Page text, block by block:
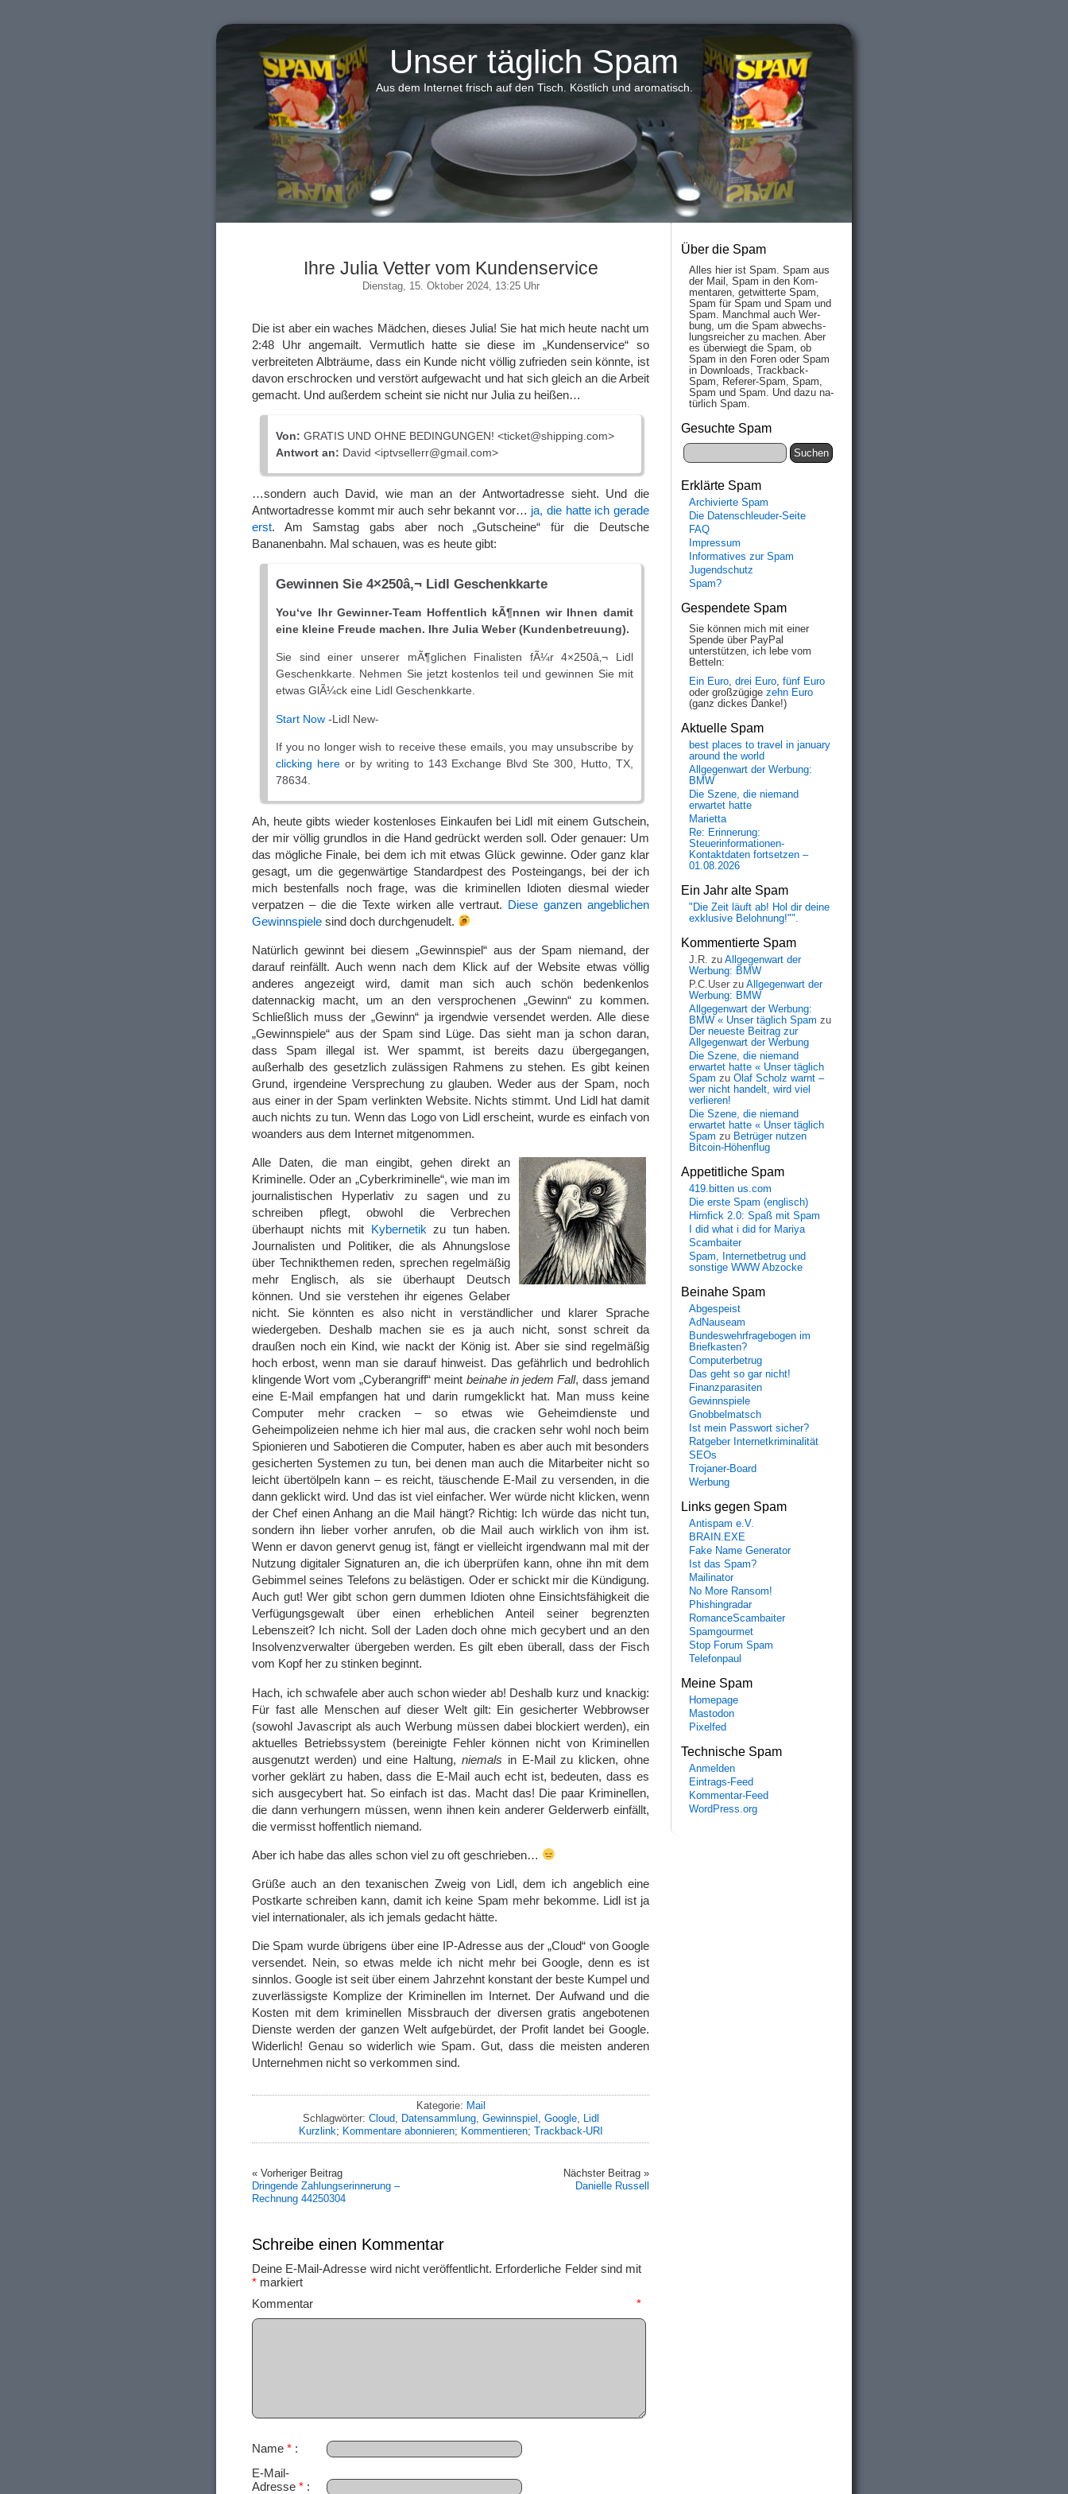
Unser täglich Spam
Aus dem Internet frisch auf den Tisch. Köstlich und aromatisch.
Ihre Julia Vetter vom Kundenservice
Dienstag, 15. Oktober 2024, 13:25 Uhr
Die ist aber ein waches Mädchen, dieses Julia! Sie hat mich heute nacht um
2:48 Uhr angemailt. Vermutlich hatte sie diese im „Kundenservice“ so
verbreiteten Albträume, dass ein Kunde nicht völlig zufrieden sein könnte, ist
davon erschrocken und verstört aufgewacht und hat sich gleich an die Arbeit
gemacht. Und außerdem scheint sie nicht nur Julia zu heißen…
Von: GRATIS UND OHNE BEDINGUNGEN! <ticket@shipping.com>
Antwort an: David <iptvsellerr@gmail.com>
…sondern auch David, wie man an der Antwortadresse sieht. Und die
Antwortadresse kommt mir auch sehr bekannt vor… ja, die hatte ich gerade
erst. Am Samstag gabs aber noch „Gutscheine“ für die Deutsche
Bananenbahn. Mal schauen, was es heute gibt:
Gewinnen Sie 4×250â‚¬ Lidl Geschenkkarte
You‘ve Ihr Gewinner-Team Hoffentlich kÃ¶nnen wir Ihnen damit
eine kleine Freude machen. Ihre Julia Weber (Kundenbetreuung).
Sie sind einer unserer mÃ¶glichen Finalisten fÃ¼r 4×250â‚¬ Lidl
Geschenkkarte. Nehmen Sie jetzt kostenlos teil und gewinnen Sie mit
etwas GlÃ¼ck eine Lidl Geschenkkarte.
Start Now -Lidl New-
If you no longer wish to receive these emails, you may unsubscribe by
clicking hereor by writing to 143 Exchange Blvd Ste 300, Hutto, TX,
78634.
Ah, heute gibts wieder kostenloses Einkaufen bei Lidl mit einem Gutschein,
der mir völlig grundlos in die Hand gedrückt werden soll. Oder genauer: Um
das mögliche Finale, bei dem ich mit etwas Glück gewinne. Oder ganz klar
gesagt, um die gegenwärtige Standardpest des Posteingangs, bei der ich
mich bestenfalls noch frage, was die kriminellen Idioten diesmal wieder
verpatzen – die die Texte wirken alle vertraut. Diese ganzen angeblichen
Gewinnspiele sind doch durchgenudelt.
Natürlich gewinnt bei diesem „Gewinnspiel“ aus der Spam niemand, der
darauf reinfällt. Auch wenn nach dem Klick auf der Website etwas völlig
anderes angezeigt wird, damit man sich auch schön bedenkenlos
datennackig macht, um an den versprochenen „Gewinn“ zu kommen.
Schließlich muss der „Gewinn“ ja irgendwie versendet werden. Alle diese
„Gewinnspiele“ aus der Spam sind Lüge. Das sieht man ja schon daran,
dass Spam illegal ist. Wer spammt, ist bereits dazu übergegangen,
außerhalb des gesetzlich zulässigen Rahmens zu stehen. Es gibt keinen
Grund, irgendeine Versprechung zu glauben. Weder aus der Spam, noch
aus einer in der Spam verlinkten Website. Nichts stimmt. Und Lidl hat damit
auch nichts zu tun. Wenn das Logo von Lidl erscheint, wurde es einfach von
woanders aus dem Internet mitgenommen.
Alle Daten, die man eingibt, gehen direkt an
Kriminelle. Oder an „Cyberkriminelle“, wie man im
journalistischen Hyperlativ zu sagen und zu
schreiben pflegt, obwohl die Verbrechen
überhaupt nichts mit Kybernetik zu tun haben.
Journalisten und Politiker, die als Ahnungslose
über Technikthemen reden, sprechen regelmäßig
mehr Englisch, als sie überhaupt Deutsch
können. Und sie verstehen ihr eigenes Gelaber
nicht. Sie könnten es also nicht in verständlicher und klarer Sprache
wiedergeben. Deshalb machen sie es ja auch nicht, sonst schreit da
draußen noch ein Kind, wie nackt der König ist. Aber sie sind regelmäßig
hoch erbost, wenn man sie darauf hinweist. Das gefährlich und bedrohlich
klingende Wort vom „Cyberangriff“ meint beinahe in jedem Fall, dass jemand
eine E-Mail empfangen hat und darin rumgeklickt hat. Man muss keine
Computer mehr cracken – so etwas wie Geheimdienste und
Geheimpolizeien nehme ich hier mal aus, die cracken sehr wohl noch beim
Spionieren und Sabotieren die Computer, haben es aber auch mit besonders
gesicherten Systemen zu tun, bei denen man auch die Mitarbeiter nicht so
leicht übertölpeln kann – es reicht, täuschende E-Mail zu versenden, in die
dann geklickt wird. Und das ist viel einfacher. Wer würde nicht klicken, wenn
der Chef einen Anhang an die Mail hängt? Richtig: Ich würde das nicht tun,
sondern ihn lieber vorher anrufen, ob die Mail auch wirklich von ihm ist.
Wenn er davon genervt genug ist, fängt er vielleicht irgendwann mal mit der
Nutzung digitaler Signaturen an, die ich überprüfen kann, ohne ihn mit dem
Gebimmel seines Telefons zu belästigen. Oder er schickt mir die Kündigung.
Auch gut! Wer gibt schon gern dummen Idioten ohne Einsichtsfähigkeit die
Verfügungsgewalt über einen erheblichen Anteil seiner begrenzten
Lebenszeit? Ich nicht. Soll der Laden doch ohne mich gecybert und an den
Insolvenzverwalter übergeben werden. Es gilt eben überall, dass der Fisch
vom Kopf her zu stinken beginnt.
Hach, ich schwafele aber auch schon wieder ab! Deshalb kurz und knackig:
Für fast alle Menschen auf dieser Welt gilt: Ein gesicherter Webbrowser
(sowohl Javascript als auch Werbung müssen dabei blockiert werden), ein
aktuelles Betriebssystem (bereinigte Fehler können nicht von Kriminellen
ausgenutzt werden) und eine Haltung, niemals in E-Mail zu klicken, ohne
vorher geklärt zu haben, dass die E-Mail auch echt ist, bedeuten, dass es
sich ausgecybert hat. So einfach ist das. Macht das! Die paar Kriminellen,
die dann verhungern müssen, wenn ihnen kein anderer Gelderwerb einfällt,
die vermisst hoffentlich niemand.
Aber ich habe das alles schon viel zu oft geschrieben…
Grüße auch an den texanischen Zweig von Lidl, dem ich angeblich eine
Postkarte schreiben kann, damit ich keine Spam mehr bekomme. Lidl ist ja
viel internationaler, als ich jemals gedacht hätte.
Die Spam wurde übrigens über eine IP-Adresse aus der „Cloud“ von Google
versendet. Nein, so etwas melde ich nicht mehr bei Google, denn es ist
sinnlos. Google ist seit über einem Jahrzehnt konstant der beste Kumpel und
zuverlässigste Komplize der Kriminellen im Internet. Der Aufwand und die
Kosten mit dem kriminellen Missbrauch der diversen gratis angebotenen
Dienste werden der ganzen Welt aufgebürdet, der Profit landet bei Google.
Widerlich! Genau so widerlich wie Spam. Gut, dass die meisten anderen
Unternehmen nicht so verkommen sind.
Kategorie: Mail
Schlagwörter: Cloud, Datensammlung, Gewinnspiel , Google, Lidl
Kurzlink; Kommentare abonnieren; Kommentieren; Trackback-URI
« Vorheriger Beitrag
Dringende Zahlungserinnerung –
Rechnung 44250304
Nächster Beitrag »
Danielle Russell
Schreibe einen Kommentar
Deine E-Mail-Adresse wird nicht veröffentlicht. Erforderliche Felder sind mit
* markiert
Kommentar *
Name *
E-Mail-
Adresse *
Über die Spam
Alles hier ist Spam. Spam aus
der Mail, Spam in den Kom­
men­taren, ge­twit­ter­te Spam,
Spam für Spam und Spam und
Spam. Manch­mal auch Wer­
bung, um die Spam ab­wechs­
lungs­reich­er zu mach­en. Aber
es über­wiegt die Spam, ob
Spam in den Fo­ren oder Spam
in Down­loads, Track­back-
Spam, Re­fe­rer-Spam, Spam,
Spam und Spam. Und da­zu na­
tür­lich Spam.
Gesuchte Spam
Erklärte Spam
Archivierte Spam
Die Datenschleuder-Seite
FAQ
Impressum
Informatives zur Spam
Jugendschutz
Spam?
Gespendete Spam
Sie können mich mit einer
Spende über PayPal
unterstützen, ich lebe vom
Betteln:
Ein Euro, drei Euro, fünf Euro
oder großzügige zehn Euro
(ganz dickes Danke!)
Aktuelle Spam
best places to travel in january
around the world
Allgegenwart der Werbung:
BMW
Die Szene, die niemand
erwartet hatte
Marietta
Re: Erinnerung:
Steuerinformationen-
Kontaktdaten fortsetzen –
01.08.2026
Ein Jahr alte Spam
"Die Zeit läuft ab! Hol dir deine
exklusive Belohnung!"".
Kommentierte Spam
J.R. zu Allgegenwart der
Werbung: BMW
P.C.User zu Allgegenwart der
Werbung: BMW
Allgegenwart der Werbung:
BMW « Unser täglich Spam zu
Der neueste Beitrag zur
Allgegenwart der Werbung
Die Szene, die niemand
erwartet hatte « Unser täglich
Spam zu Olaf Scholz warnt –
wer nicht handelt, wird viel
verlieren!
Die Szene, die niemand
erwartet hatte « Unser täglich
Spam zu Betrüger nutzen
Bitcoin-Höhenflug
Appetitliche Spam
419.bitten us.com
Die erste Spam (englisch)
Hirnfick 2.0: Spaß mit Spam
I did what i did for Mariya
Scambaiter
Spam, Internetbetrug und
sonstige WWW Abzocke
Beinahe Spam
Abgespeist
AdNauseam
Bundeswehrfragebogen im
Briefkasten?
Computerbetrug
Das geht so gar nicht!
Finanzparasiten
Gewinnspiele
Gnobbelmatsch
Ist mein Passwort sicher?
Ratgeber Internetkriminalität
SEOs
Trojaner-Board
Werbung
Links gegen Spam
Antispam e.V.
BRAIN.EXE
Fake Name Generator
Ist das Spam?
Mailinator
No More Ransom!
Phishingradar
RomanceScambaiter
Spamgourmet
Stop Forum Spam
Telefonpaul
Meine Spam
Homepage
Mastodon
Pixelfed
Technische Spam
Anmelden
Eintrags-Feed
Kommentar-Feed
WordPress.org